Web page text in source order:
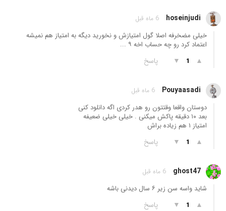
hoseinjudi 6 ماه قبل
خیلی مضخرفه اصلا گول امتیازش و نخورید دیگه به امتیاز هم نمیشه
اعتماد کرد رو چه حساب اخه ۹ ...
▲
1
▼ پاسخ
Pouyaasadi 6 ماه قبل
دوستان واقعا وقتتون رو هدر کردی اگه دانلود کنی
بعد ۱۰ دقیقه پاکش میکنی . خیلی خیلی ضعیفه
امتیاز ۱ هم زیاده براش
▲
1
▼ پاسخ
ghost47 6 ماه قبل
شاید واسه سن زیر ۶ سال دیدنی باشه
▲
1
▼ پاسخ